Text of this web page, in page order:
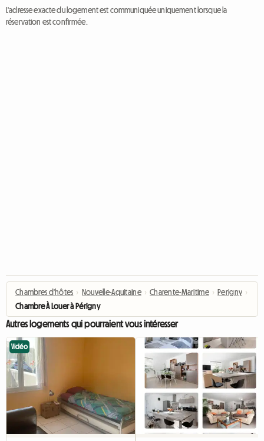
L'adresse exacte du logement est communiquée uniquement lorsque la
réservation est confirmée.
Chambres d'hôtes › Nouvelle-Aquitaine › Charente-Maritime › Perigny ›
Chambre À Louer à Périgny
Autres logements qui pourraient vous intéresser
Vidéo